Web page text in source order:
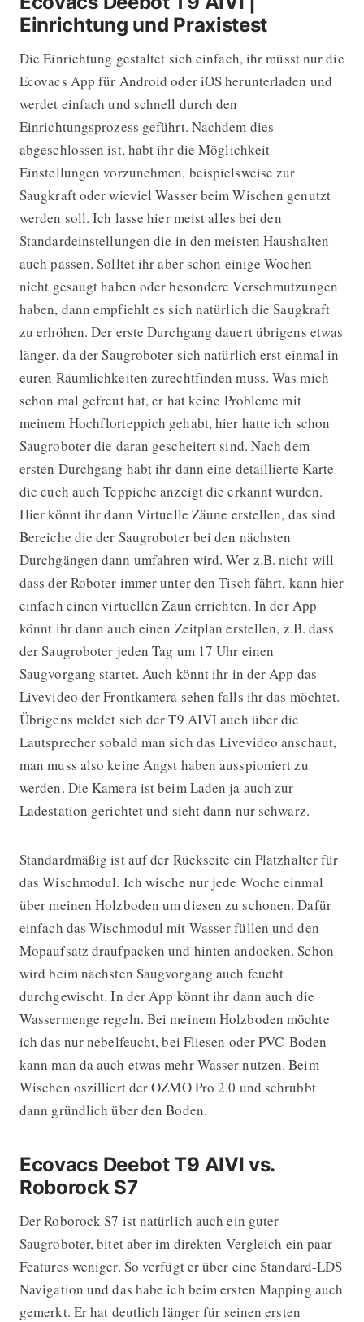
Einrichtung und Praxistest
Die Einrichtung gestaltet sich einfach, ihr müsst nur die
Ecovacs App für Android oder iOS herunterladen und
werdet einfach und schnell durch den
Einrichtungsprozess geführt. Nachdem dies
abgeschlossen ist, habt ihr die Möglichkeit
Einstellungen vorzunehmen, beispielsweise zur
Saugkraft oder wieviel Wasser beim Wischen genutzt
werden soll. Ich lasse hier meist alles bei den
Standardeinstellungen die in den meisten Haushalten
auch passen. Solltet ihr aber schon einige Wochen
nicht gesaugt haben oder besondere Verschmutzungen
haben, dann empfiehlt es sich natürlich die Saugkraft
zu erhöhen. Der erste Durchgang dauert übrigens etwas
länger, da der Saugroboter sich natürlich erst einmal in
euren Räumlichkeiten zurechtfinden muss. Was mich
schon mal gefreut hat, er hat keine Probleme mit
meinem Hochflorteppich gehabt, hier hatte ich schon
Saugroboter die daran gescheitert sind. Nach dem
ersten Durchgang habt ihr dann eine detaillierte Karte
die euch auch Teppiche anzeigt die erkannt wurden.
Hier könnt ihr dann Virtuelle Zäune erstellen, das sind
Bereiche die der Saugroboter bei den nächsten
Durchgängen dann umfahren wird. Wer z.B. nicht will
dass der Roboter immer unter den Tisch fährt, kann hier
einfach einen virtuellen Zaun errichten. In der App
könnt ihr dann auch einen Zeitplan erstellen, z.B. dass
der Saugroboter jeden Tag um 17 Uhr einen
Saugvorgang startet. Auch könnt ihr in der App das
Livevideo der Frontkamera sehen falls ihr das möchtet.
Übrigens meldet sich der T9 AIVI auch über die
Lautsprecher sobald man sich das Livevideo anschaut,
man muss also keine Angst haben ausspioniert zu
werden. Die Kamera ist beim Laden ja auch zur
Ladestation gerichtet und sieht dann nur schwarz.
Standardmäßig ist auf der Rückseite ein Platzhalter für
das Wischmodul. Ich wische nur jede Woche einmal
über meinen Holzboden um diesen zu schonen. Dafür
einfach das Wischmodul mit Wasser füllen und den
Mopaufsatz draufpacken und hinten andocken. Schon
wird beim nächsten Saugvorgang auch feucht
durchgewischt. In der App könnt ihr dann auch die
Wassermenge regeln. Bei meinem Holzboden möchte
ich das nur nebelfeucht, bei Fliesen oder PVC-Boden
kann man da auch etwas mehr Wasser nutzen. Beim
Wischen oszilliert der OZMO Pro 2.0 und schrubbt
dann gründlich über den Boden.
Ecovacs Deebot T9 AIVI vs.
Roborock S7
Der Roborock S7 ist natürlich auch ein guter
Saugroboter, bitet aber im direkten Vergleich ein paar
Features weniger. So verfügt er über eine Standard-LDS
Navigation und das habe ich beim ersten Mapping auch
gemerkt. Er hat deutlich länger für seinen ersten